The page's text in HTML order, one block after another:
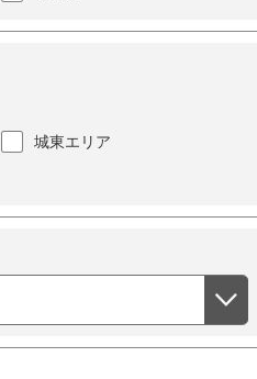
城東エリア